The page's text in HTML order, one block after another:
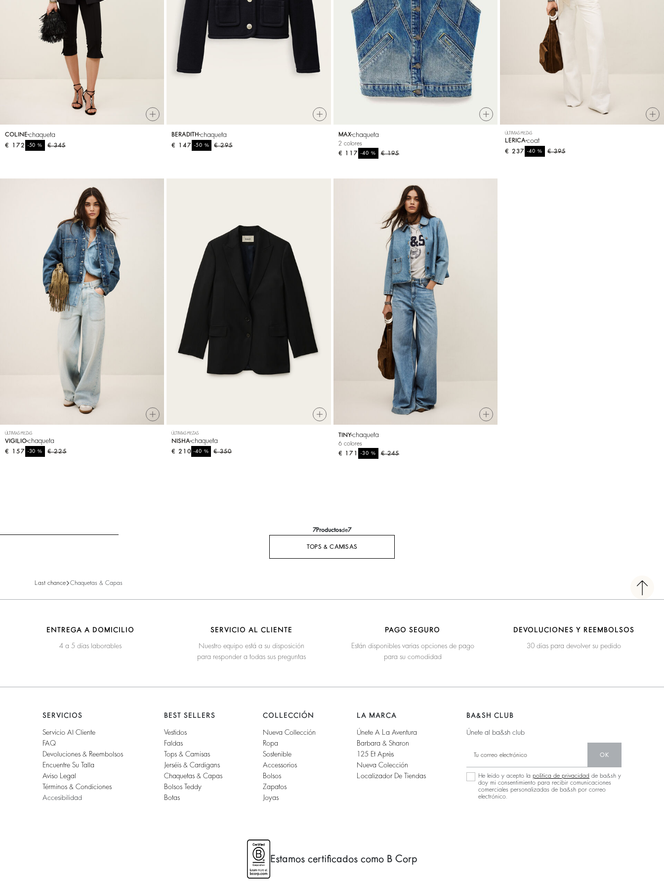
Sweatshirts
COLINE chaqueta
€ 345
-50%
€ 172
BERADITHchaqueta
€ 295
-50 %
€ 147
MAXchaqueta
2 colores
€ 195
-40 %
€ 117
ÚLTIMAS PIEZAS
LERICA coat
€ 395
-40%
€ 237
ÚLTIMAS PIEZAS
VIGILIOchaqueta
€ 225
-30%
€ 157
ÚLTIMAS PIEZAS
NISHAchaqueta
€ 350
-40 %
€ 210
TINYchaqueta
6 colores
€ 245
-30 %
€ 171
7Productosde7
TOPS & CAMISAS
Last chance Chaquetas & Capas
ENTREGA A DOMICILIO
4 a 5 días laborables
SERVICIO AL CLIENTE
Nuestro equipo está a su disposición
para responder a todas sus preguntas
PAGO SEGURO
Están disponibles varias opciones de pago
para su comodidad
DEVOLUCIONES Y REEMBOLSOS
30 días para devolver su pedido
SERVICIOS
Servicio Al Cliente
FAQ
Devoluciones & Reembolsos
Encuentre Su Talla
Aviso Legal
Términos & Condiciones
Accesibilidad
BEST SELLERS
Vestidos
Faldas
Tops & Camisas
Jerséis & Cardigans
Chaquetas & Capas
Bolsos Teddy
Botas
COLLECCIÓN
Nueva Collección
Ropa
Sostenible
Accessorios
Bolsos
Zapatos
Joyas
LA MARCA
Únete A La Aventura
Barbara & Sharon
125 Et Après
Nueva Colección
Localizador De Tiendas
BA&SH CLUB
Únete al ba&sh club
OK
He leído y acepto lapolítica de privacidad de ba&sh y
doy mi consentimiento para recibir comunicaciones
comerciales personalizadas de ba&sh por correo
electrónico.
Estamos certificados como B Corp